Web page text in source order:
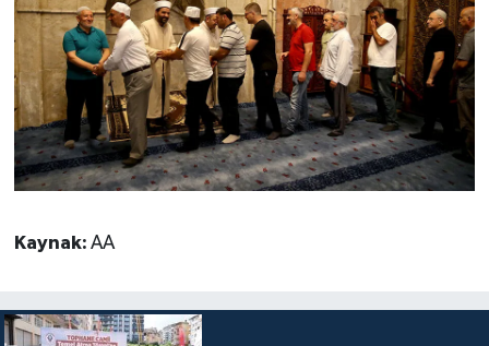
Kaynak: AA
Kastamonu Müftülüğü
Kayseri Müftülüğü
Kilis Müftülüğü
Kırıkkale Müftülüğü
Kırklareli Müftülüğü